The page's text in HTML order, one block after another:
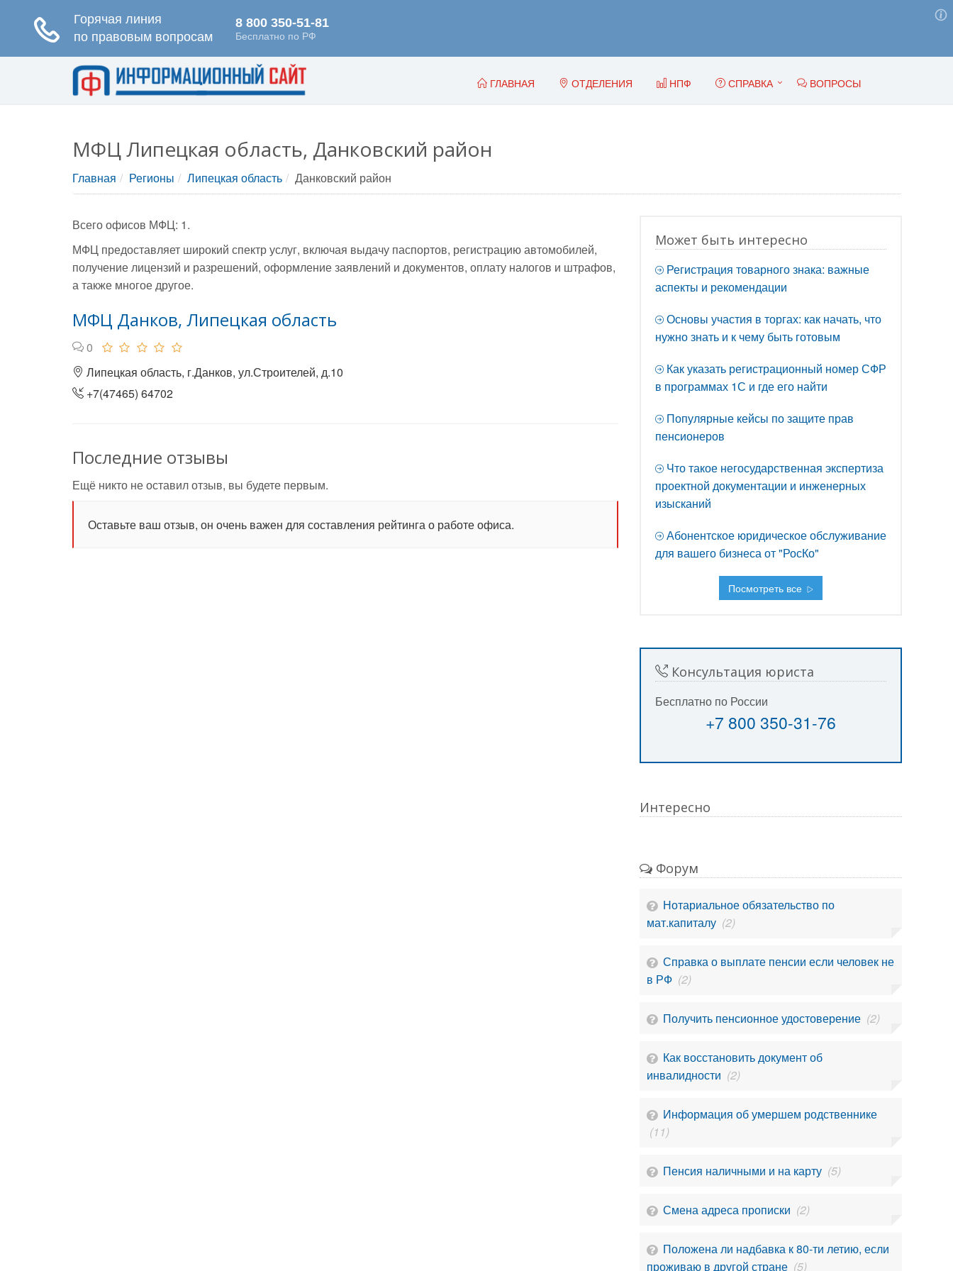
ГЛАВНАЯ ОТДЕЛЕНИЯ НПФ СПРАВКА ВОПРОСЫ
МФЦ Липецкая область, Данковский район
Главная Регионы Липецкая область Данковский район
Всего офисов МФЦ: 1.
МФЦ предоставляет широкий спектр услуг, включая выдачу паспортов, регистрацию автомобилей,
получение лицензий и разрешений, оформление заявлений и документов, оплату налогов и штрафов,
а также многое другое.
МФЦ Данков, Липецкая область
0
Липецкая область, г.Данков, ул.Строителей, д.10
+7(47465) 64702
Последние отзывы
Ещё никто не оставил отзыв, вы будете первым.
Оставьте ваш отзыв, он очень важен для составления рейтинга о работе офиса.
Может быть интересно
Регистрация товарного знака: важные
аспекты и рекомендации
Основы участия в торгах: как начать, что
нужно знать и к чему быть готовым
Как указать регистрационный номер СФР
в программах 1С и где его найти
Популярные кейсы по защите прав
пенсионеров
Что такое негосударственная экспертиза
проектной документации и инженерных
изысканий
Абонентское юридическое обслуживание
для вашего бизнеса от "РосКо"
Посмотреть все
Консультация юриста
Бесплатно по России
+7 800 350-31-76
Интересно
Форум
Нотариальное обязательство по
мат.капиталу (2)
Справка о выплате пенсии если человек не
в РФ (2)
Получить пенсионное удостоверение (2)
Как восстановить документ об
инвалидности (2)
Информация об умершем родственнике
(11)
Пенсия наличными и на карту (5)
Смена адреса прописки (2)
Положена ли надбавка к 80-ти летию, если
проживаю в другой стране (5)